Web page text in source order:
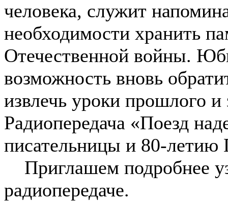
человека, служит
необходимости хранить
Отечественной войны.
возможность вновь
извлечь уроки прошлого
Радиопередача «Поезд
писательницы и 80-
Приглашем подробнее
радиопередаче.